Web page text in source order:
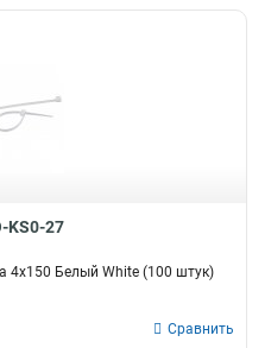
KS0-27
4х150 Белый White (100 штук)
Сравнить